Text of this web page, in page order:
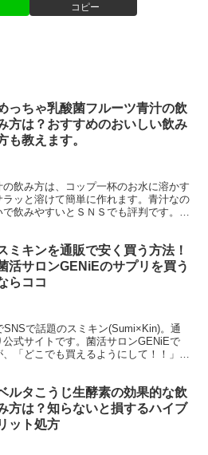
コピー
っちゃ乳酸菌フルーツ青汁の飲
方は？おすすめのおいしい飲み
も教えます。
飲み方は、コップ一杯のお水に溶かす
ッと溶けて簡単に作れます。青汁なの
飲みやすいとＳＮＳでも評判です。野
ミキンを通販で安く買う方法！
活サロンGENiEのサプリを買う
らココ
で話題のスミキン(Sumi×Kin)。通
式サイトです。菌活サロンGENiEで
「どこでも買えるようにして！！」と
ルタこうじ生酵素の効果的な飲
方は？知らないと損するハイブ
ット処方